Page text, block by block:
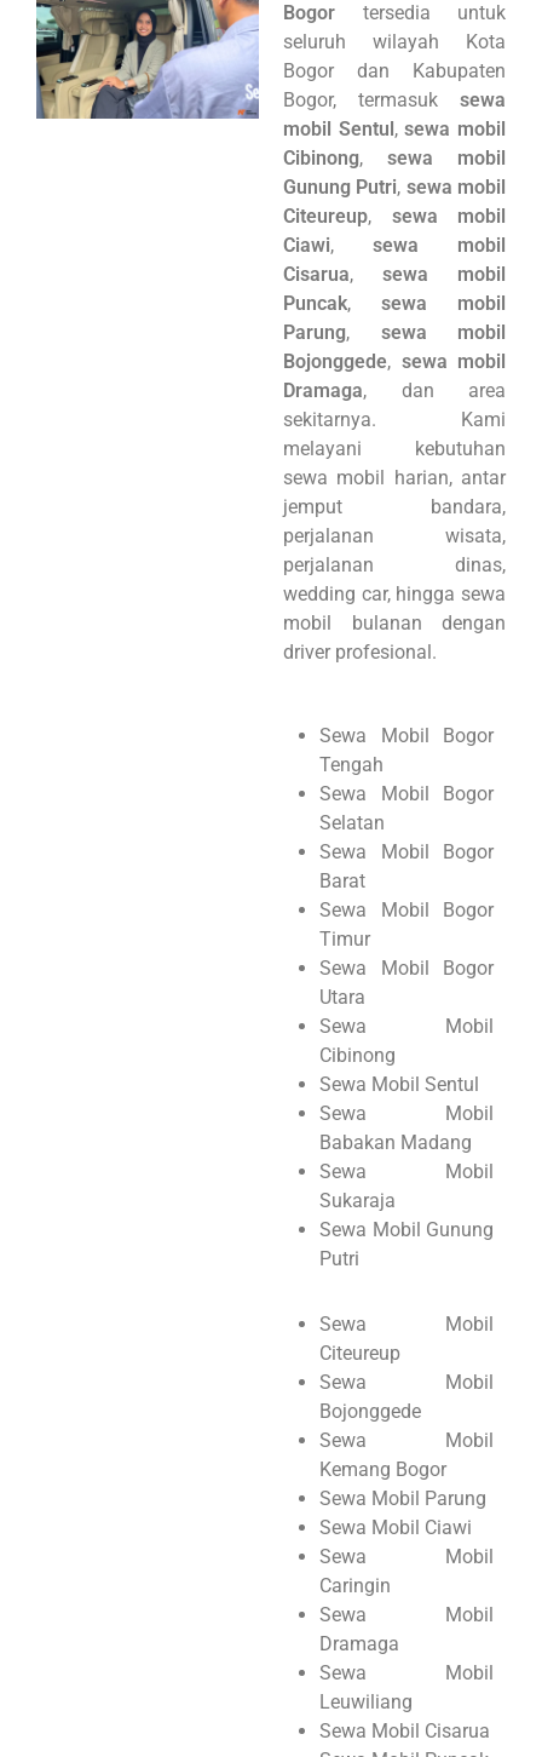
Bogor tersedia untuk
seluruh wilayah Kota
Bogor dan Kabupaten
Bogor, termasuk sewa
mobil Sentul ,sewa mobil
Cibinong, sewa mobil
Gunung Putri, sewa mobil
Citeureup, sewa mobil
Ciawi, sewa mobil
Cisarua, sewa mobil
Puncak, sewa mobil
Parung, sewa mobil
Bojonggede, sewa mobil
Dramaga, dan area
sekitarnya. Kami
melayani kebutuhan
sewa mobil harian, antar
jemput bandara,
perjalanan wisata,
perjalanan dinas,
wedding car, hingga sewa
mobil bulanan dengan
driver profesional.
Sewa Mobil Bogor
Tengah
Sewa Mobil Bogor
Selatan
Sewa Mobil Bogor
Barat
Sewa Mobil Bogor
Timur
Sewa Mobil Bogor
Utara
Sewa Mobil
Cibinong
Sewa Mobil Sentul
Sewa Mobil
Babakan Madang
Sewa Mobil
Sukaraja
Sewa Mobil Gunung
Putri
Sewa Mobil
Citeureup
Sewa Mobil
Bojonggede
Sewa Mobil
Kemang Bogor
Sewa Mobil Parung
Sewa Mobil Ciawi
Sewa Mobil
Caringin
Sewa Mobil
Dramaga
Sewa Mobil
Leuwiliang
Sewa Mobil Cisarua